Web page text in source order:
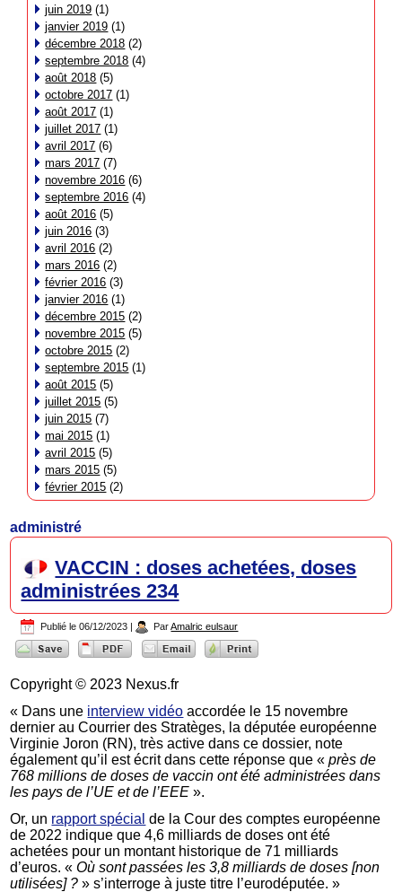
juin 2019 (1)
janvier 2019 (1)
décembre 2018 (2)
septembre 2018 (4)
août 2018 (5)
octobre 2017 (1)
août 2017 (1)
juillet 2017 (1)
avril 2017 (6)
mars 2017 (7)
novembre 2016 (6)
septembre 2016 (4)
août 2016 (5)
juin 2016 (3)
avril 2016 (2)
mars 2016 (2)
février 2016 (3)
janvier 2016 (1)
décembre 2015 (2)
novembre 2015 (5)
octobre 2015 (2)
septembre 2015 (1)
août 2015 (5)
juillet 2015 (5)
juin 2015 (7)
mai 2015 (1)
avril 2015 (5)
mars 2015 (5)
février 2015 (2)
administré
VACCIN : doses achetées, doses
administrées 234
Publié le 06/12/2023 | Par Amalric eulsaur
Copyright © 2023 Nexus.fr
« Dans une interview vidéo accordée le 15 novembre
dernier au Courrier des Stratèges, la députée européenne
Virginie Joron (RN), très active dans ce dossier, note
également qu’il est écrit dans cette réponse que «près de
768 millions de doses de vaccin ont été administrées dans
les pays de l’UE et de l’EEE ».
Or, un rapport spécial de la Cour des comptes européenne
de 2022 indique que 4,6 milliards de doses ont été
achetées pour un montant historique de 71 milliards
d’euros. «Où sont passées les 3,8 milliards de doses [non
utilisées] ? » s’interroge à juste titre l’eurodéputée. »